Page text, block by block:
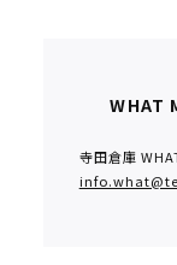
WHAT
寺田倉庫